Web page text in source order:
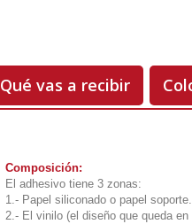
Qué vas a recibir
Composición:
El adhesivo tiene 3 zonas:
1.- Papel siliconado o papel soporte.
2.- El vinilo (el diseño que queda en